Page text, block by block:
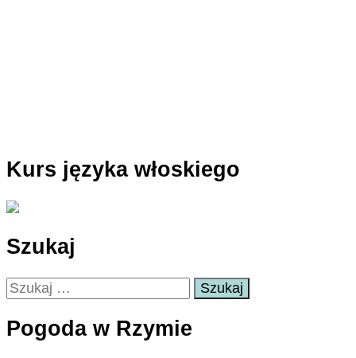
Kurs języka włoskiego
Szukaj
Szukaj:
Pogoda w Rzymie